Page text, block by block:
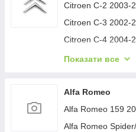
Citroen C-2 2003-
Citroen C-3 2002-
Citroen C-4 2004-
Citroen C-1 2005-
Citroen C-4
Citroen Nemo
Citroen Berlingo
Показати все
Alfa Romeo
Alfa Romeo 159
Alfa Romeo